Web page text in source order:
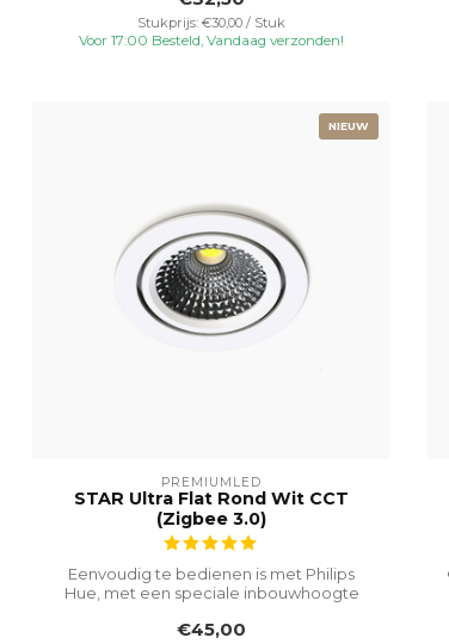
Stukprijs: €30,00 / Stuk
Voor 17:00 Besteld, Vandaag verzonden!
NIEUW
PREMIUMLED
STAR Ultra Flat Rond Wit CCT
(Zigbee 3.0)
Eenvoudig te bedienen is met Philips
Hue, met een speciale inbouwhoogte
€45,00